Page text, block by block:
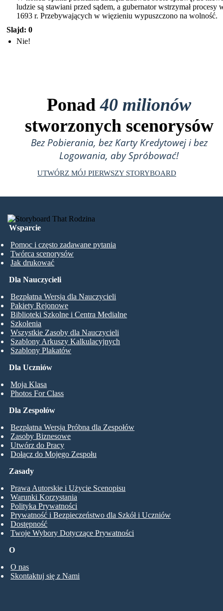
ludzie są stawiani przed sądem, a gubernator wstrzymał procesy
1693 r. Przebywających w więzieniu wypuszczono na wolność.
Slajd: 0
Nie!
Ponad40 milionów
stworzonych scenorysów
Bez Pobierania, bez Karty Kredytowej i bez
Logowania, aby Spróbować!
UTWÓRZ MÓJ PIERWSZY STORYBOARD
Wsparcie
Pomoc i często zadawane pytania
Twórca scenorysów
Jak drukować
Dla Uczniów
Moja Klasa
Photos For Class
Dla Nauczycieli
Bezpłatna Wersja dla Nauczycieli
Pakiety Rejonowe
Biblioteki Szkolne i Centra Medialne
Szkolenia
Wszystkie Zasoby dla Nauczycieli
Szablony Arkuszy Kalkulacyjnych
Szablony Plakatów
Dla Zespołów
Bezpłatna Wersja Próbna dla Zespołów
Zasoby Biznesowe
Utwórz do Pracy
Dołącz do Mojego Zespołu
O
O nas
Skontaktuj się z Nami
Zasady
Prawa Autorskie i Użycie Scenopisu
Warunki Korzystania
Polityka Prywatności
Prywatność i Bezpieczeństwo dla Szkół i Uczniów
Dostępność
Twoje Wybory Dotyczące Prywatności